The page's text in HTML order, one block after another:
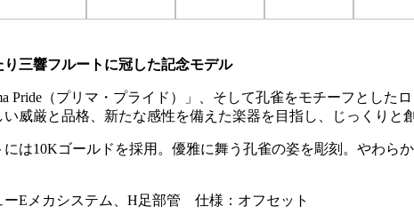
三響フルートに冠した記念モデル
Pride（プリマ・プライド）」、そして孔雀をモチーフとし
威厳と品格、新たな感性を備えた楽器を目指し、じっくりと
は10Kゴールドを採用。優雅に舞う孔雀の姿を彫刻。やわ
ーEメカシステム、H足部管 仕様：オフセット